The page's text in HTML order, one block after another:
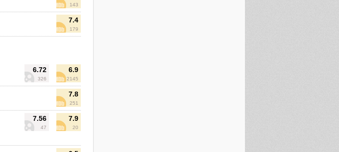
143
7.4
179
6.72
326
6.9
2145
7.8
251
7.56
47
7.9
20